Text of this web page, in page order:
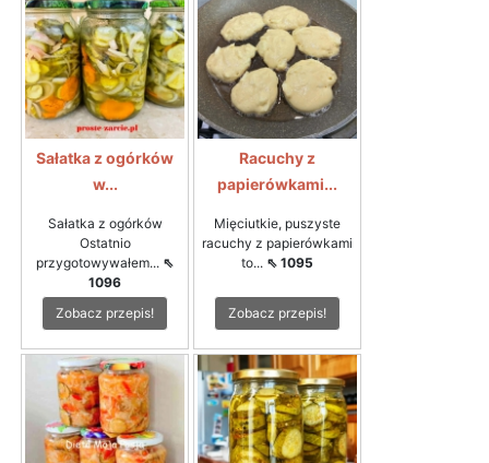
Sałatka z ogórków
w...
Sałatka z ogórków
Ostatnio
przygotowywałem... ⇖
1096
Zobacz przepis!
Racuchy z
papierówkami...
Mięciutkie, puszyste
racuchy z papierówkami
to... ⇖ 1095
Zobacz przepis!